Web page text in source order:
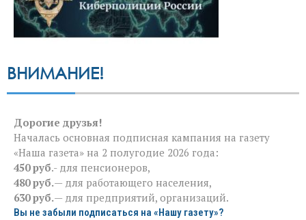
ВНИМАНИЕ!
Дорогие друзья!
Началась основная подписная кампания на газету
«Наша газета» на 2 полугодие 2026 года:
450 руб.- для пенсионеров,
480 руб.— для работающего населения,
630 руб.— для предприятий, организаций.
Вы не забыли подписаться на «Нашу газету»?